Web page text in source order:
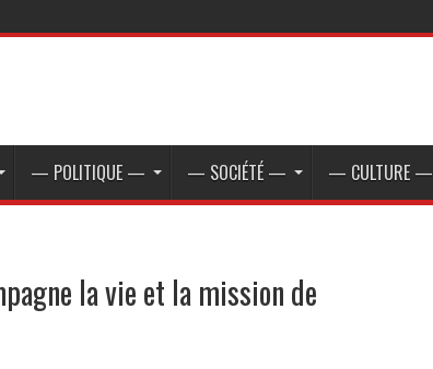
— POLITIQUE — — SOCIÉTÉ — — CULTURE —
la vie et la mission de